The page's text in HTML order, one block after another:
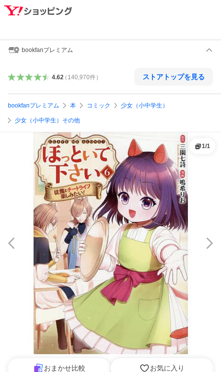
bookfanプレミアム
4.62（ 140,970件） ストアトップを見る
bookfanプレミアム 本 コミック 少女（小中学生）
少女（小中学生）その他
1/1
おまかせ比較 お気に入り